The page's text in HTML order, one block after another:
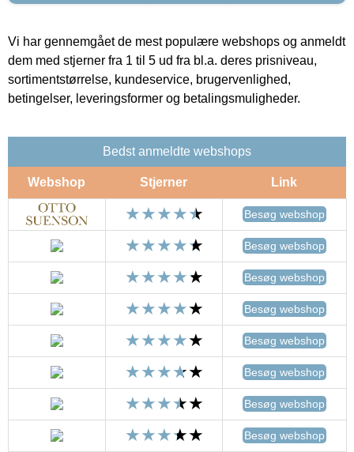
Vi har gennemgået de mest populære webshops og anmeldt
dem med stjerner fra 1 til 5 ud fra bl.a. deres prisniveau,
sortimentstørrelse, kundeservice, brugervenlighed,
betingelser, leveringsformer og betalingsmuligheder.
Bedst anmeldte webshops
Webshop Stjerner Link
Besøg webshop
Besøg webshop
Besøg webshop
Besøg webshop
Besøg webshop
Besøg webshop
Besøg webshop
Besøg webshop